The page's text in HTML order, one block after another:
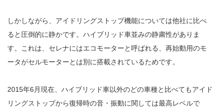
しかしながら、アイドリングストップ機能については他社に比べ
ると圧倒的に静かです。ハイブリッド車並みの静粛性がありま
す。これは、セレナにはエコモーターと呼ばれる、再始動用のモ
ータがセルモーターとは別に搭載されているためです。
2015年6月現在、ハイブリッド車以外のどの車種と比べてもアイド
リングストップから復帰時の音・振動に関しては最高レベルで